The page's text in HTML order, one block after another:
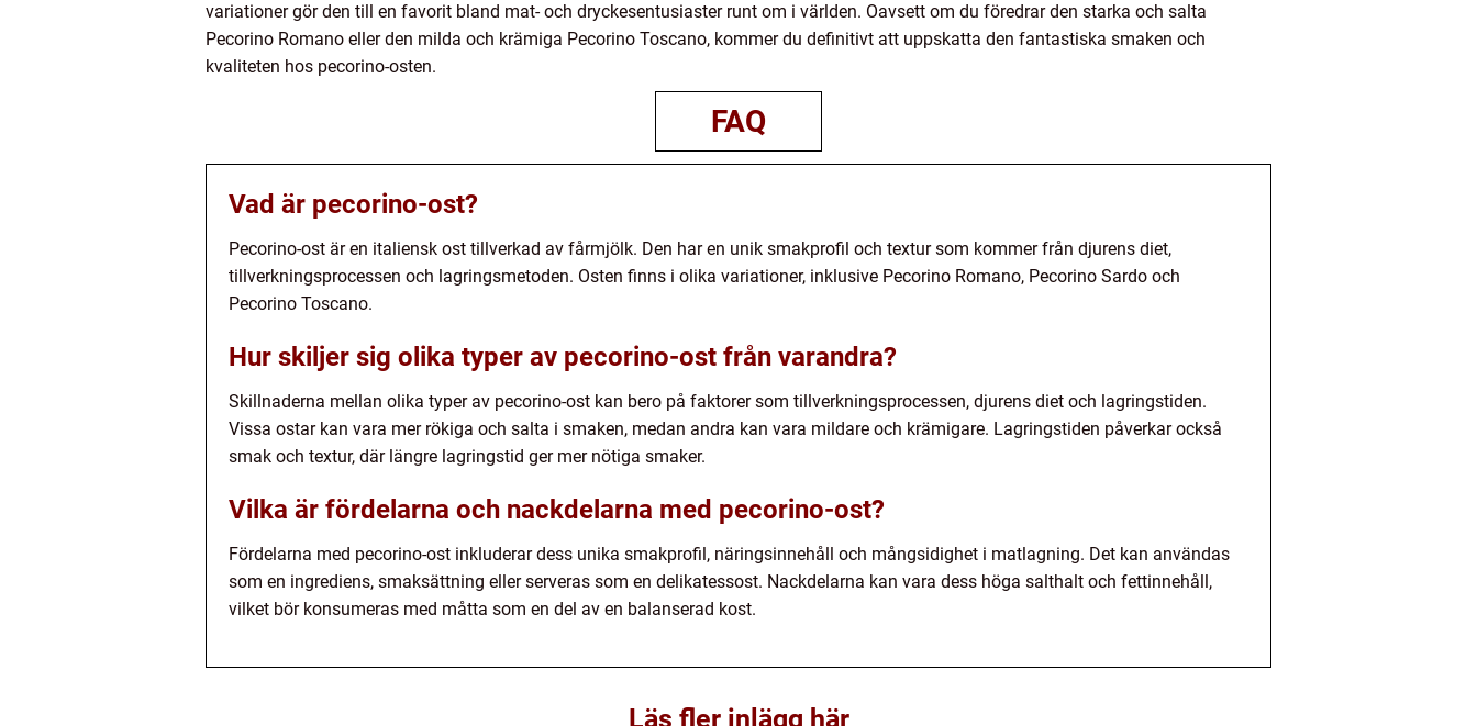
variationer gör den till en favorit bland mat- och dryckesentusiaster runt om i världen. Oavsett om du föredrar den starka och salta
Pecorino Romano eller den milda och krämiga Pecorino Toscano, kommer du definitivt att uppskatta den fantastiska smaken och
kvaliteten hos pecorino-osten.
FAQ
Vad är pecorino-ost?
Pecorino-ost är en italiensk ost tillverkad av fårmjölk. Den har en unik smakprofil och textur som kommer från djurens diet,
tillverkningsprocessen och lagringsmetoden. Osten finns i olika variationer, inklusive Pecorino Romano, Pecorino Sardo och
Pecorino Toscano.
Hur skiljer sig olika typer av pecorino-ost från varandra?
Skillnaderna mellan olika typer av pecorino-ost kan bero på faktorer som tillverkningsprocessen, djurens diet och lagringstiden.
Vissa ostar kan vara mer rökiga och salta i smaken, medan andra kan vara mildare och krämigare. Lagringstiden påverkar också
smak och textur, där längre lagringstid ger mer nötiga smaker.
Vilka är fördelarna och nackdelarna med pecorino-ost?
Fördelarna med pecorino-ost inkluderar dess unika smakprofil, näringsinnehåll och mångsidighet i matlagning. Det kan användas
som en ingrediens, smaksättning eller serveras som en delikatessost. Nackdelarna kan vara dess höga salthalt och fettinnehåll,
vilket bör konsumeras med måtta som en del av en balanserad kost.
Läs fler inlägg här